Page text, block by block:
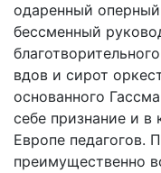
одаренный
бессменный
вдов и сирот
основанного
себе признание и в
Европе педагогов.
преимущественно